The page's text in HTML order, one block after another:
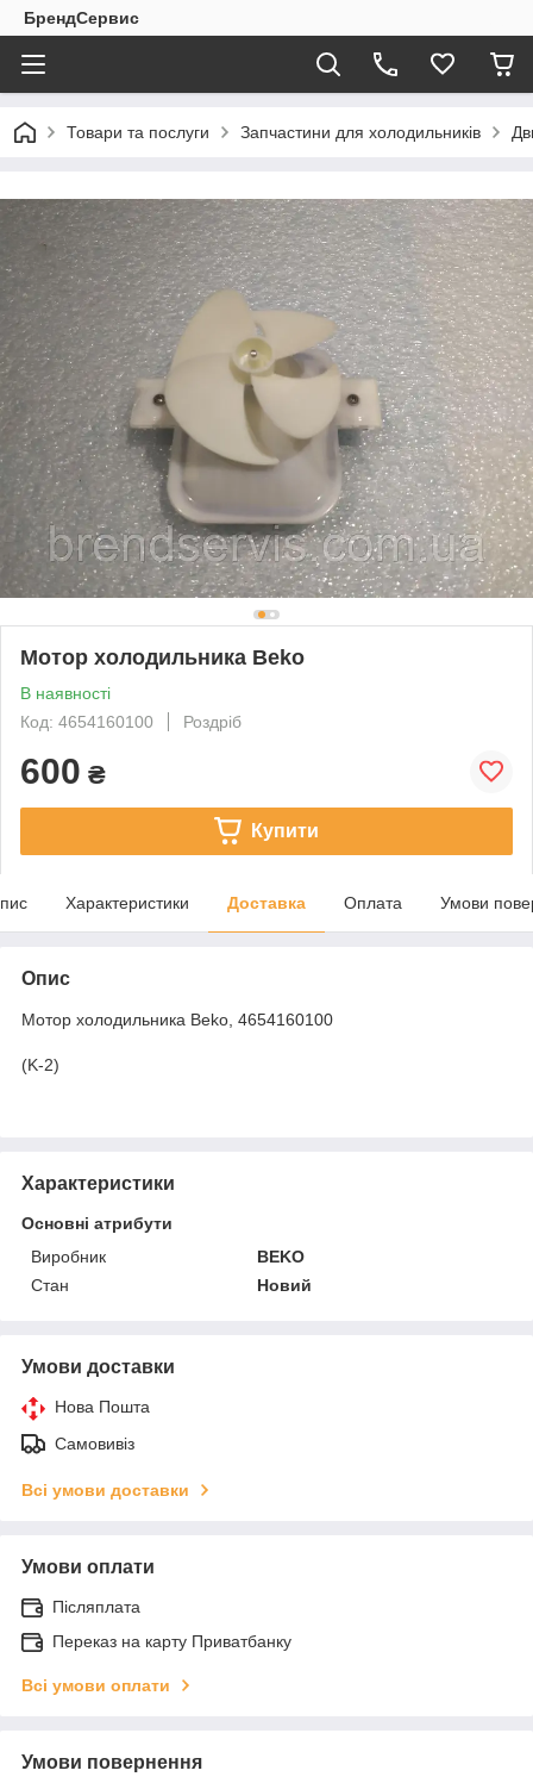
БрендСервис
Товари та послуги Запчастини для холодильників
Мотор холодильника Beko
В наявності
Код: 4654160100
Роздріб
600 ₴
Купити
Характеристики Доставка Оплата Умови
Опис
Мотор холодильника Beko, 4654160100
(K-2)
Характеристики
Основні атрибути
Виробник
BEKO
Стан
Новий
Умови доставки
Нова Пошта
Самовивіз
Всі умови доставки
Умови оплати
Післяплата
Переказ на карту Приватбанку
Всі умови оплати
Умови повернення